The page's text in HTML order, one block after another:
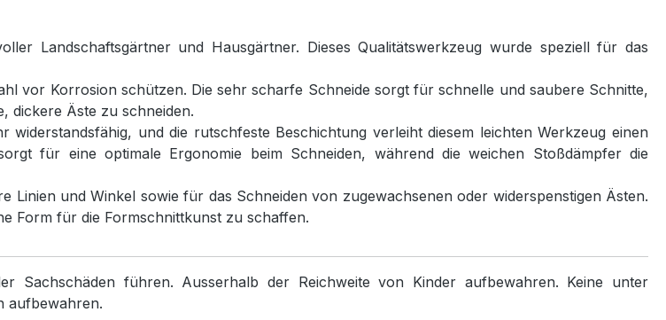
Landschaftsgärtner und Hausgärtner. Dieses Qualitätswerkzeug wurde speziell für das
vor Korrosion schützen. Die sehr scharfe Schneide sorgt für schnelle und saubere Schnitte,
dickere Äste zu schneiden.
und die rutschfeste Beschichtung verleiht diesem leichten Werkzeug einen
für eine optimale Ergonomie beim Schneiden, während die weichen Stoßdämpfer die
und Winkel sowie für das Schneiden von zugewachsenen oder widerspenstigen Ästen.
Form für die Formschnittkunst zu schaffen.
Sachschäden führen. Ausserhalb der Reichweite von Kinder aufbewahren. Keine unter
aufbewahren.